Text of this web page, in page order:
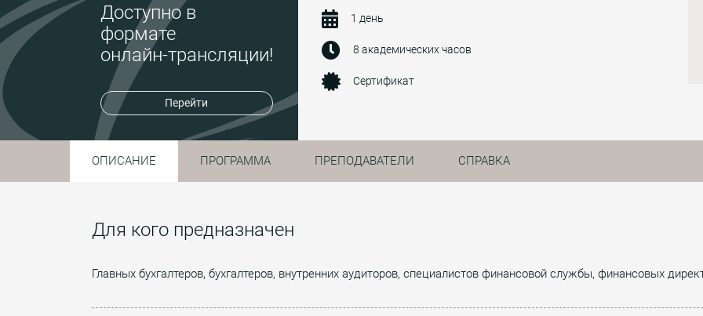
Доступно в
формате
онлайн-трансляции!
Перейти
1 день
8 академических часов
Сертификат
ОПИСАНИЕ ПРОГРАММА ПРЕПОДАВАТЕЛИ СПРАВКА
Для кого предназначен
Главных бухгалтеров, бухгалтеров, внутренних аудиторов, специалистов финансовой службы, финансовых